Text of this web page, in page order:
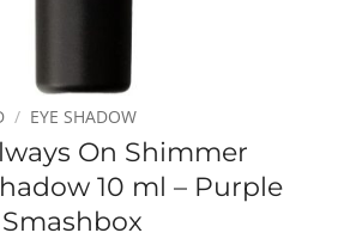
/ EYE SHADOW
On Shimmer
10 ml – Purple